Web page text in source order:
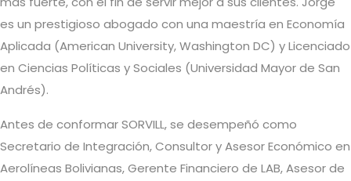
es un prestigioso abogado con una maestría en Economía
Aplicada (American University, Washington DC) y Licenciado
en Ciencias Políticas y Sociales (Universidad Mayor de San
Andrés).
Antes de conformar SORVILL, se desempeñó como
Secretario de Integración, Consultor y Asesor Económico en
Aerolíneas Bolivianas, Gerente Financiero de LAB, Asesor de